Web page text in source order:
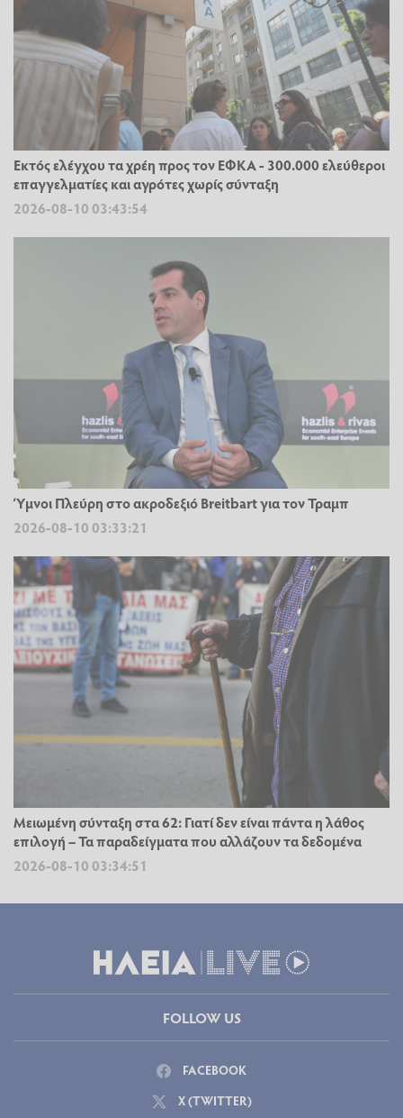
Εκτός ελέγχου τα χρέη προς τον ΕΦΚΑ - 300.000 ελεύθεροι
επαγγελματίες και αγρότες χωρίς σύνταξη
2026-08-10 03:43:54
Ύμνοι Πλεύρη στο ακροδεξιό Breitbart για τον Τραμπ
2026-08-10 03:33:21
Μειωμένη σύνταξη στα 62: Γιατί δεν είναι πάντα η λάθος
επιλογή – Τα παραδείγματα που αλλάζουν τα δεδομένα
2026-08-10 03:34:51
FOLLOW US
FACEBOOK
X (TWITTER)